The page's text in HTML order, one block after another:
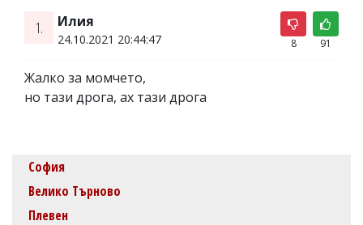
1. Илия
24.10.2021 20:44:47 8 91
Жалко за момчето,
но тази дрога, ах тази дрога
София
Велико Търново
Плевен